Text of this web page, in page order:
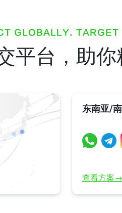
GLOBALLY. TARGET
平台，助
东南亚/
查看方案→